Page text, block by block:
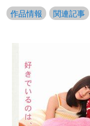
作品情報 関連記事